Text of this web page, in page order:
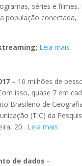
séries e filmes.
população conectada,
Leia mais
– 10 milhões de
isso, quase 7 em
Brasileiro de
(TIC) da
20. Leia mais
de dados –